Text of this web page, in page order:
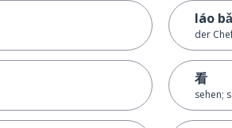
láo
der
看
sehen;